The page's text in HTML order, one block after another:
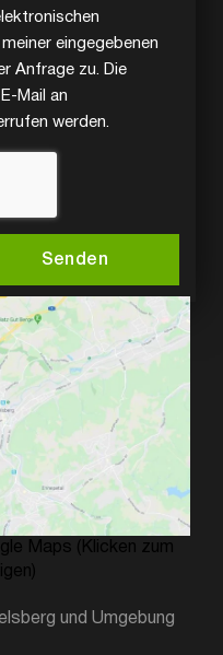
eingegebenen
Anfrage zu. Die
Mail an
werden.
Senden
Maps (Klicken zum
und Umgebung